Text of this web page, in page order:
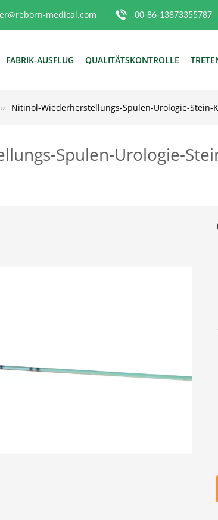
medical.com 00-86-13873355787
FABRIK-AUSFLUG QUALITÄTSKONTROLLE
Nitinol-Wiederherstellungs-Spulen-Urologie-
Spulen-Urologie-